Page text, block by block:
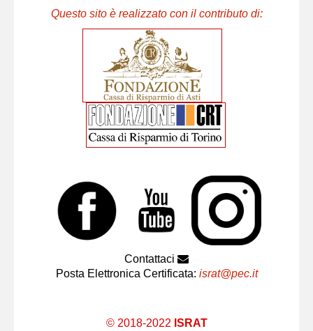
Questo sito è realizzato con il contributo di:
Contattaci
Posta Elettronica Certificata: israt@pec.it
© 2018-2022 ISRAT